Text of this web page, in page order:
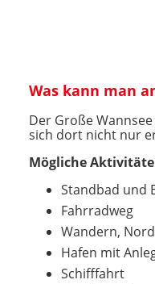
Was kann man
Der Große
sich dort nicht nur
Mögliche
Standbad und
Fahrradweg
Wandern,
Hafen mit
Schifffahrt